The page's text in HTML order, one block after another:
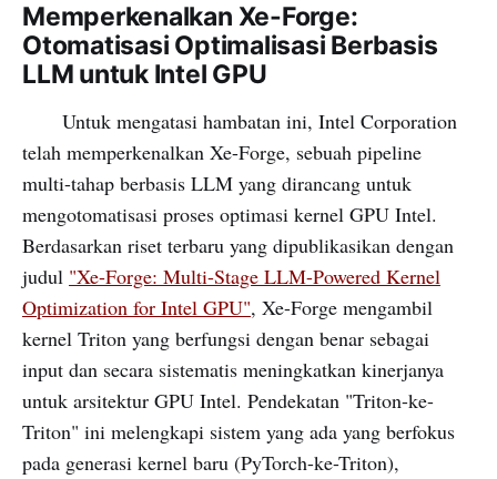
Memperkenalkan Xe-Forge:
Otomatisasi Optimalisasi Berbasis
LLM untuk Intel GPU
Untuk mengatasi hambatan ini, Intel Corporation
telah memperkenalkan Xe-Forge, sebuah pipeline
multi-tahap berbasis LLM yang dirancang untuk
mengotomatisasi proses optimasi kernel GPU Intel.
Berdasarkan riset terbaru yang dipublikasikan dengan
judul "Xe-Forge: Multi-Stage LLM-Powered Kernel
Optimization for Intel GPU", Xe-Forge mengambil
kernel Triton yang berfungsi dengan benar sebagai
input dan secara sistematis meningkatkan kinerjanya
untuk arsitektur GPU Intel. Pendekatan "Triton-ke-
Triton" ini melengkapi sistem yang ada yang berfokus
pada generasi kernel baru (PyTorch-ke-Triton),